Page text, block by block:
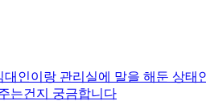
인이랑 관리실에 말을 해둔 상
는건지 궁금합니다